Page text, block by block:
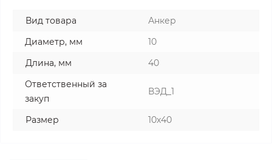
Вид товара
Анкер
Диаметр, мм
10
Длина, мм
40
Ответственный за
закуп
ВЭД_1
Размер 10х40